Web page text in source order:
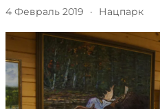
4 Февраль 2019 · Нацпарк